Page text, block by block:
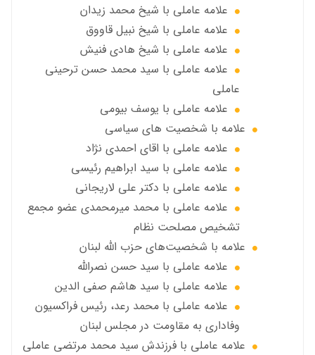
علامه عاملي با شيخ محمد زيدان
علامه عاملي با شيخ نبيل قاووق
علامه عاملي با شیخ هادی فنیش
علامه عاملي با سيد محمد حسن ترحيني
عاملي
علامه عاملي با يوسف بيومی
علامه با شخصیت های سیاسی
علامه عاملي با اقای احمدی نژاد
علامه عاملي با سید ابراهیم رئیسی
علامه عاملي با دكتر علي لاريجاني
علامه عاملي با محمد میرمحمدی عضو مجمع
تشخیص مصلحت نظام
علامه با شخصیت‌های حزب الله لبنان
علامه عاملي با سيد حسن نصرالله
علامه عاملي با سيد هاشم صفي الدين
علامه عاملي با محمد رعد، رئیس فراکسیون
وفاداری به مقاومت در مجلس لبنان
علامه عاملي با فرزندش سید محمد مرتضی عاملی